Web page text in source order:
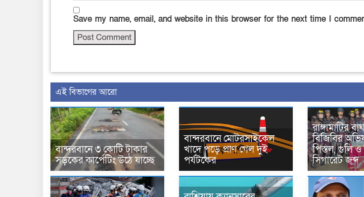
Save my name, email, and website in this browser for the next time I
এই বিভাগের আরো
বান্দরবানে ৩ কোটি টাকার
সড়কের কার্পেটিং উঠে যাচ্ছে
বান্দরবানে মোটরসাইকেল
খাদে পড়ে প্রাণ গেল দুই
পর্যটকের
রাঙ্গামাটির
বিজিবির
পিস্তল, গুলি ও
সিগারেট জব্দ